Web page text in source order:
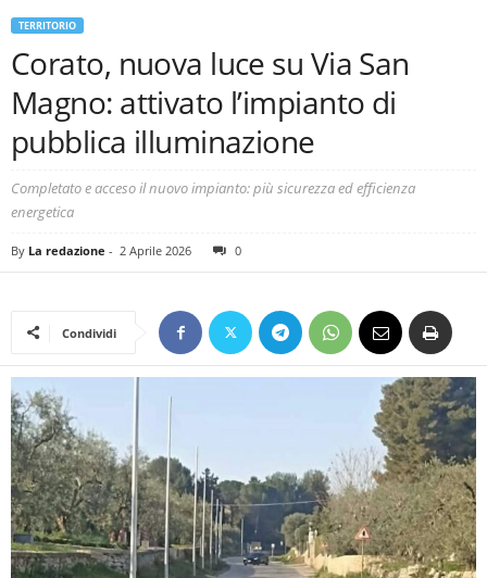
TERRITORIO
Corato, nuova luce su Via San
Magno: attivato l’impianto di
pubblica illuminazione
Completato e acceso il nuovo impianto: più sicurezza ed efficienza
energetica
By La redazione - 2 Aprile 2026 0
Condividi